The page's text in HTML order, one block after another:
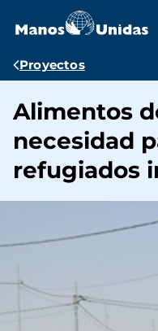
contenido
Ruta
navegación
Proyectos
Alimentos
necesidad
refugiados